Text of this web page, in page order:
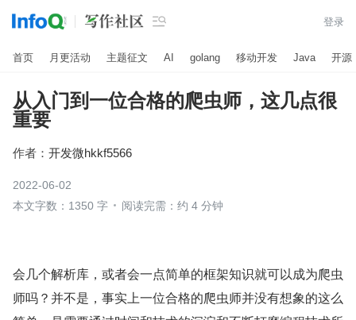
 登录
首页 月更活动 主题征文 AI golang 移动开发 Java 开源
从入门到一位合格的爬虫师，这几点很
重要
作者： 开发微hkkf5566
2022-06-02
本文字数：1350 字
阅读完需：约 4 分钟
会几个解析库，或者会一点简单的框架知识就可以成为爬虫
师吗？并不是，事实上一位合格的爬虫师并没有想象的这么